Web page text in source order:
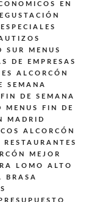
EN
SUR
MENUS
DE EMPRESAS
ALCORCÓN
SEMANA
DE SEMANA
MENUS FIN DE
MADRID
ALCORCÓN
RESTAURANTES
MEJOR
LOMO ALTO
BRASA